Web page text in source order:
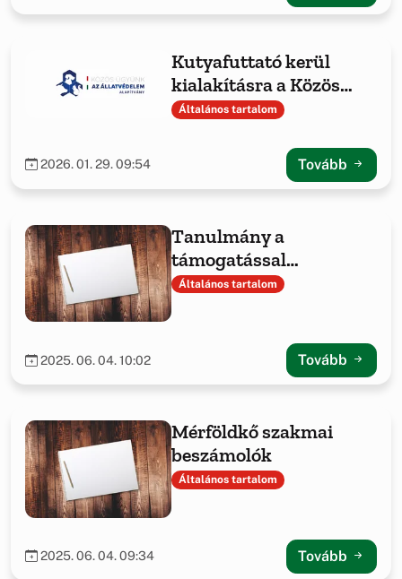
Kutyafuttató kerül
kialakításra a Közös
ügyünk az állatvédelem
támogatásával
Általános tartalom
2026. 01. 29. 09:54 Tovább
Tanulmány a
támogatással
megvalósult projekt
Általános tartalom
2025. 06. 04. 10:02 Tovább
Mérföldkő szakmai
beszámolók
Általános tartalom
2025. 06. 04. 09:34 Tovább